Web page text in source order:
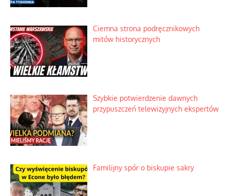
Ciemna strona podręcznikowych
mitów historycznych
Szybkie potwierdzenie dawnych
przypuszczeń telewizyjnych ekspertów
Familijny spór o biskupie sakry